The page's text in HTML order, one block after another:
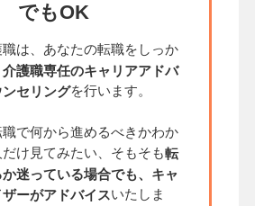
でもOK
は、あなたの転職をしっか
介護職専任のキャリアアドバ
セリングを行います。
で何から進めるべきかわか
け見てみたい、そもそも転
迷っている場合でも、キャ
ーがアドバイスいたしま